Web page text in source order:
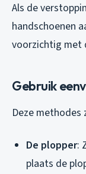
Als de
handschoenen
voorzichtig met
Gebruik
Deze methodes
De plopper:
plaats de